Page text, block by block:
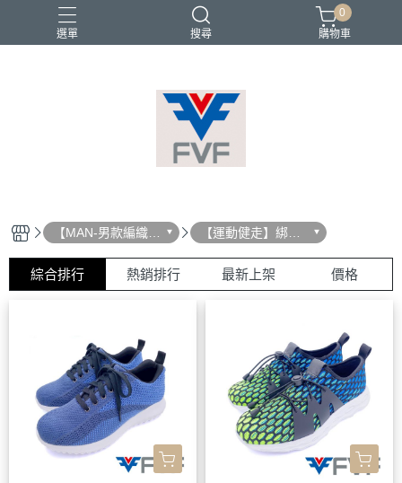
選單 搜尋
0
購物車
【MAN-男款編織鞋
系列】
【運動健走】綁帶
運動鞋
綜合排行 熱銷排行 最新上架 價格